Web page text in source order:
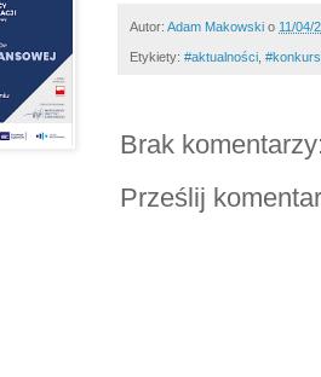
Autor: Adam Makowski o 11/04/
Etykiety: #aktualności
Brak komentarzy:
Prześlij